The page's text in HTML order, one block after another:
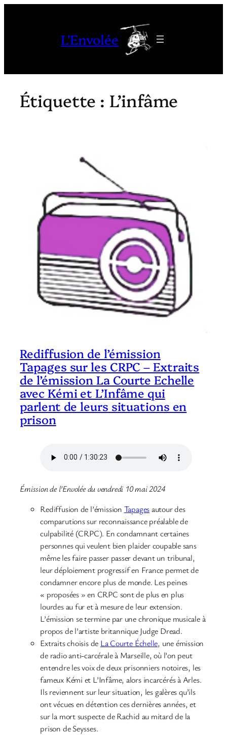
L'Envolée
Étiquette : L’infâme
Rediffusion de l’émission
Tapages sur les CRPC – Extraits
de l’émission La Courte Echelle
avec Kémi et L’Infâme qui
parlent de leurs situations en
prison
Émission de l’Envolée du vendredi 10 mai 2024
Rediffusion de l’émission Tapagesautour des
comparutions sur reconnaissance préalable de
culpabilité (CRPC). En condamnant certaines
personnes qui veulent bien plaider coupable sans
même les faire passer passer devant un tribunal,
leur déploiement progressif en France permet de
condamner encore plus de monde. Les peines
« proposées » en CRPC sont de plus en plus
lourdes au fur et à mesure de leur extension.
L’émission se termine par une chronique musicale à
propos de l’artiste britannique Judge Dread.
Extraits choisis de La Courte Échelle, une émission
de radio anti-carcérale à Marseille, où l’on peut
entendre les voix de deux prisonniers notoires, les
fameux Kémi et L’Infâme, alors incarcérés à Arles.
Ils reviennent sur leur situation, les galères qu’ils
ont vécues en détention ces dernières années, et
sur la mort suspecte de Rachid au mitard de la
prison de Seysses.